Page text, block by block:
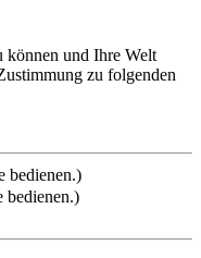
können und Ihre Welt
zu folgenden
bedienen.)
bedienen.)